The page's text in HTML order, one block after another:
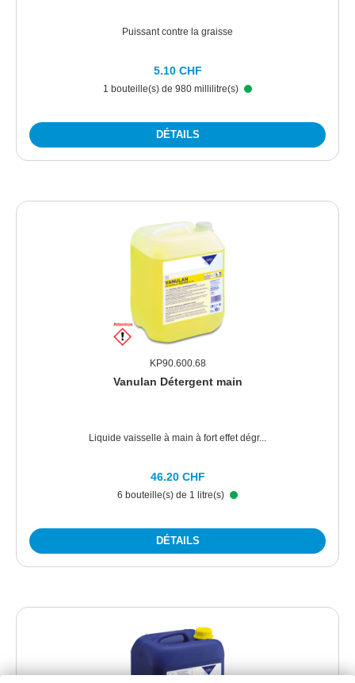
Puissant contre la graisse
1 bouteille(s) de 980 millilitre(s)
5.10 CHF
DÉTAILS
KP90.600.68
Vanulan Détergent main
Liquide vaisselle à main à fort effet dégr...
6 bouteille(s) de 1 litre(s)
46.20 CHF
DÉTAILS